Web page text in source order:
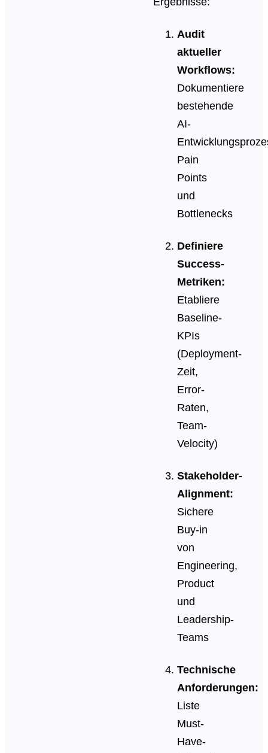
Audit
aktueller
Workflows:
Dokumentiere
bestehende
AI-
Pain
Points
und
Bottlenecks
Definiere
Success-
Metriken:
Etabliere
Baseline-
KPIs
(Deployment-
Zeit,
Error-
Raten,
Team-
Velocity)
Stakeholder-
Alignment:
Sichere
Buy-in
von
Engineering,
Product
und
Leadership-
Teams
Technische
Anforderungen:
Liste
Must-
Have-